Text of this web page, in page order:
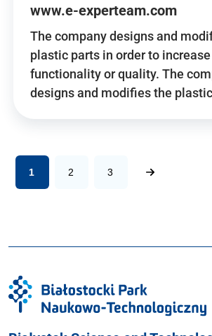
www.e-experteam.com
The company designs and
plastic parts in order to
functionality or quality. The
designs and modifies the
1 2 3